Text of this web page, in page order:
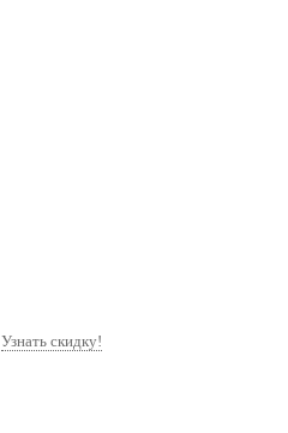
Узнать скидку!